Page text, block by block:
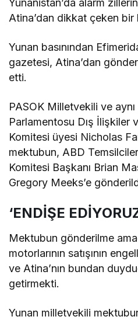
Yunanistan’da alarm
Atina’dan dikkat çeken bir
Yunan basınından
gazetesi, Atina’dan
etti.
PASOK Milletvekili ve
Parlamentosu Dış İlişkiler
Komitesi üyesi Nicholas
mektubun, ABD
Komitesi Başkanı Brian
Gregory Meeks’e
‘ENDİŞE
Mektubun gönderilme
motorlarının satışının
ve Atina’nın bundan
getirmekti.
Yunan milletvekili